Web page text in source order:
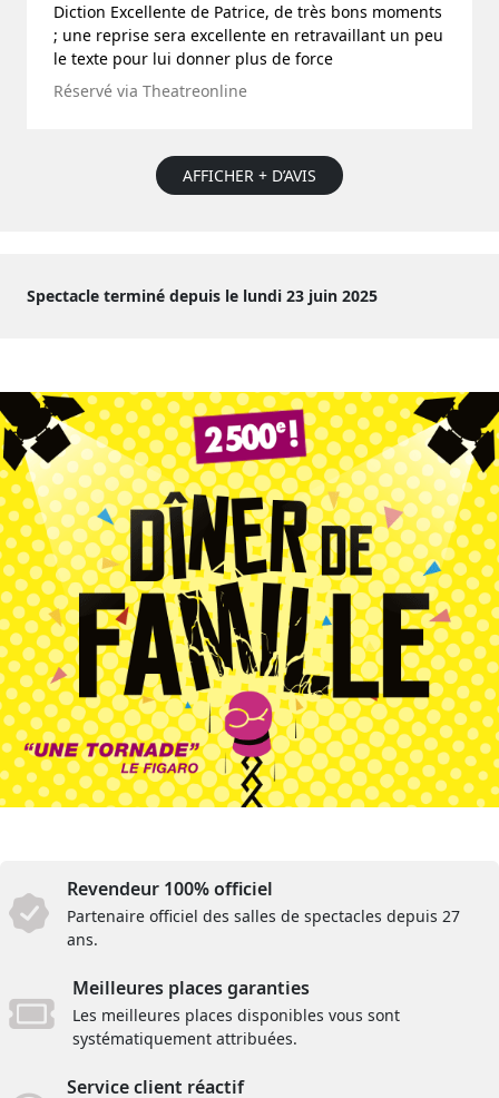
Diction Excellente de Patrice, de très bons moments
; une reprise sera excellente en retravaillant un peu
le texte pour lui donner plus de force
Réservé via Theatreonline
AFFICHER + D’AVIS
Spectacle terminé depuis le lundi 23 juin 2025
Revendeur 100% officiel
Partenaire officiel des salles de spectacles depuis 27
ans.
Meilleures places garanties
Les meilleures places disponibles vous sont
systématiquement attribuées.
Service client réactif